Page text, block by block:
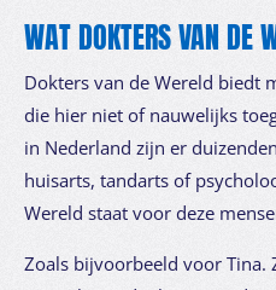
WAT DOKTERS VAN DE
Dokters van de Wereld biedt
die hier niet of nauwelijks
in Nederland zijn er
huisarts, tandarts of
Wereld staat voor deze
Zoals bijvoorbeeld voor Tina.